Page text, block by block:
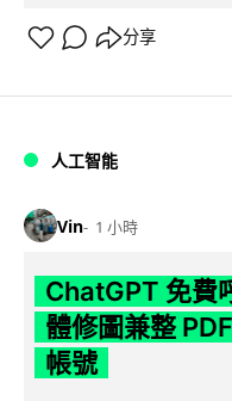
分享
人工智能
Vin 1 小時
ChatGPT 免費
體修圖兼整
帳號